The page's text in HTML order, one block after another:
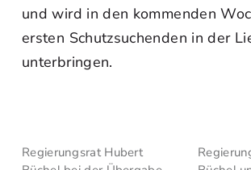
und wird in den kommenden
ersten Schutzsuchenden in der
unterbringen.
Regierungsrat Hubert